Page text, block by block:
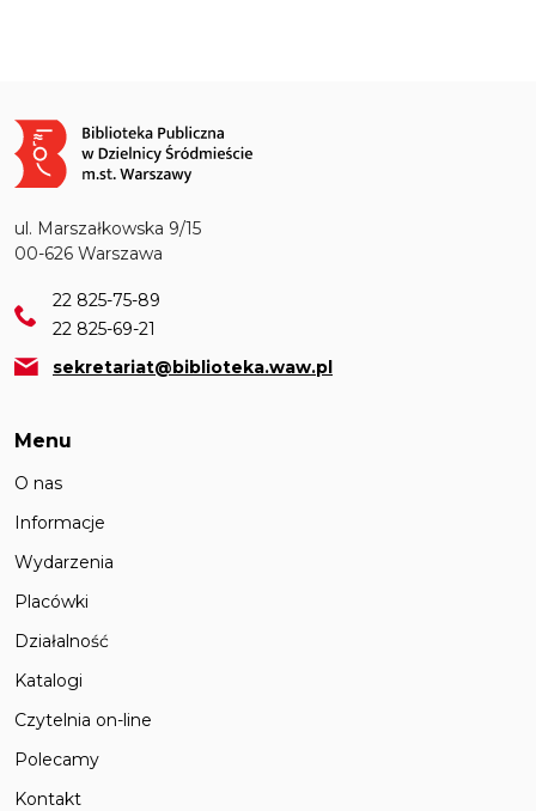
Obraz
ul. Marszałkowska 9/15
00-626 Warszawa
22 825-75-89
22 825-69-21
sekretariat@biblioteka.waw.pl
Menu
O nas
Informacje
Wydarzenia
Placówki
Działalność
Katalogi
Czytelnia on-line
Polecamy
Kontakt